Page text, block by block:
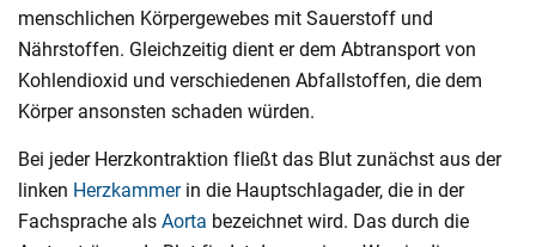
menschlichen Körpergewebes mit Sauerstoff und
Nährstoffen. Gleichzeitig dient er dem Abtransport von
Kohlendioxid und verschiedenen Abfallstoffen, die dem
Körper ansonsten schaden würden.
Bei jeder Herzkontraktion fließt das Blut zunächst aus der
linken Herzkammerin die Hauptschlagader, die in der
Fachsprache als Aorta bezeichnet wird. Das durch die